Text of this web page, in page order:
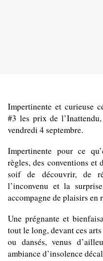
Impertinente et curieuse
#3 les prix de
vendredi 4 septembre.
Impertinente pour ce
règles, des conventions et
soif de découvrir, de
l’inconvenu et la
accompagne de plaisirs en
Une prégnante et
tout le long, devant ces
ou dansés, venus
ambiance d’insolence